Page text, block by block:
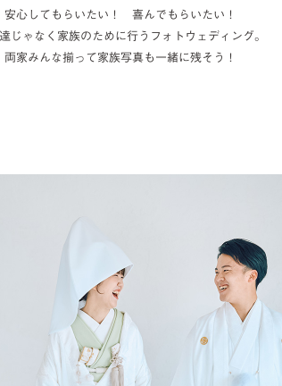
安心してもらいたい！ 喜んでもらいたい！
じゃなく家族のために行うフォトウェディング。
両家みんな揃って家族写真も一緒に残そう！